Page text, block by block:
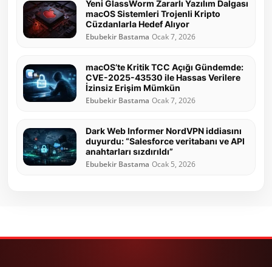
Yeni GlassWorm Zararlı Yazılım Dalgası
macOS Sistemleri Trojenli Kripto
Cüzdanlarla Hedef Alıyor
Ebubekir Bastama Ocak 7, 2026
macOS’te Kritik TCC Açığı Gündemde:
CVE-2025-43530 ile Hassas Verilere
İzinsiz Erişim Mümkün
Ebubekir Bastama Ocak 7, 2026
Dark Web Informer NordVPN iddiasını
duyurdu: “Salesforce veritabanı ve API
anahtarları sızdırıldı”
Ebubekir Bastama Ocak 5, 2026